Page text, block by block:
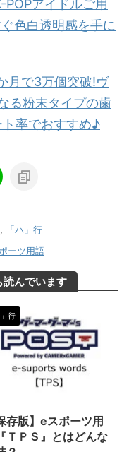
POPアイドルご用
色白透明感を手に
月で3万個突破!ヴ
る粉末タイプの歯
率でおすすめ♪
,
「ハ」行
ーツ用語
読んでいます
」行
存版】eスポーツ用
ＴＰＳ』とはどんな